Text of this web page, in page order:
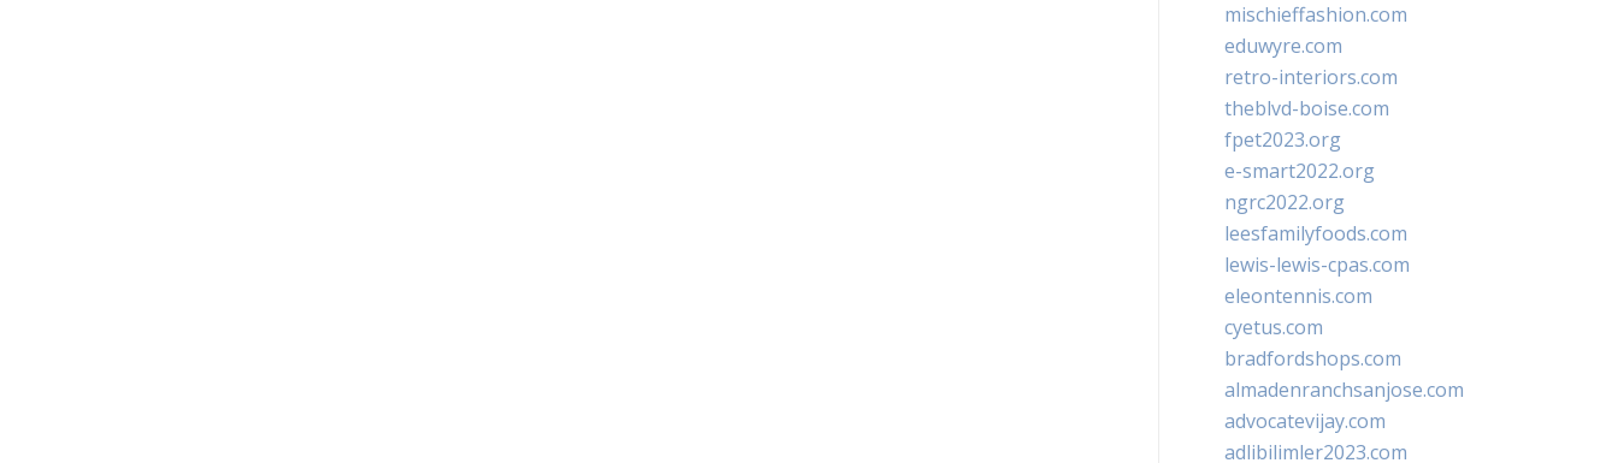
mischieffashion.com
eduwyre.com
retro-interiors.com
theblvd-boise.com
fpet2023.org
e-smart2022.org
ngrc2022.org
leesfamilyfoods.com
lewis-lewis-cpas.com
eleontennis.com
cyetus.com
bradfordshops.com
almadenranchsanjose.com
advocatevijay.com
adlibilimler2023.com